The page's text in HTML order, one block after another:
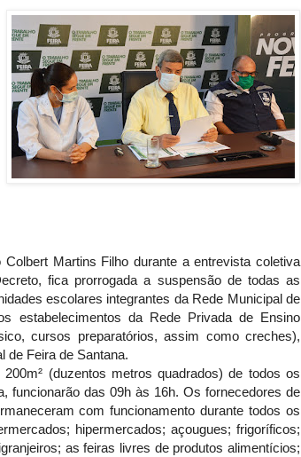
Martins Filho durante a entrevista coletiva
fica prorrogada a suspensão de todas as
escolares integrantes da Rede Municipal de
estabelecimentos da Rede Privada de Ensino
cursos preparatórios, assim como creches),
de Feira de Santana.
(duzentos metros quadrados) de todos os
funcionarão das 09h às 16h. Os fornecedores de
com funcionamento durante todos os
hipermercados; açougues; frigoríficos;
as feiras livres de produtos alimentícios;